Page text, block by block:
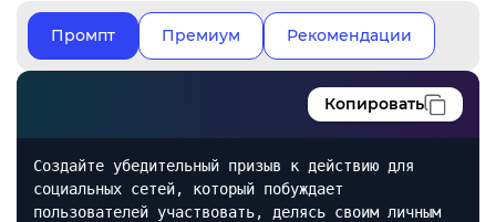
Промпт Премиум Рекомендации
Копировать
Создайте убедительный призыв к действию для
социальных сетей, который побуждает
пользователей участвовать, делясь своим личным